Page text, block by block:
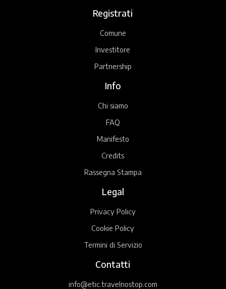
Registrati
Comune
Investitore
Partnership
Info
Chi siamo
FAQ
Manifesto
Credits
Rassegna Stampa
Legal
Privacy Policy
Cookie Policy
Termini di Servizio
Contatti
info@etic.travelnostop.com